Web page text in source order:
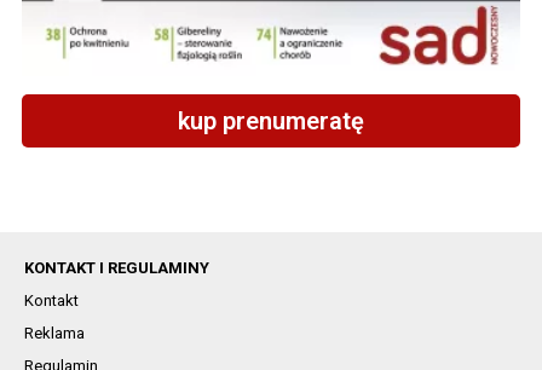
kup prenumeratę
KONTAKT I REGULAMINY
Kontakt
Reklama
Regulamin